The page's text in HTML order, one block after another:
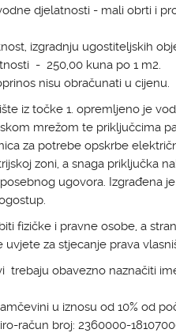
djelatnosti - mali obrti i
izgradnju ugostiteljskih
- 250,00 kuna po 1 m2.
nisu obračunati u cijenu.
iz točke 1. opremljeno je
mrežom te priključcima
za potrebe opskrbe
zoni, a snaga priključka
ugovora. Izgrađena
fizičke i pravne osobe, a
za stjecanje prava
trebaju obavezno naznačiti
u iznosu od 10% od
račun broj: 2360000-